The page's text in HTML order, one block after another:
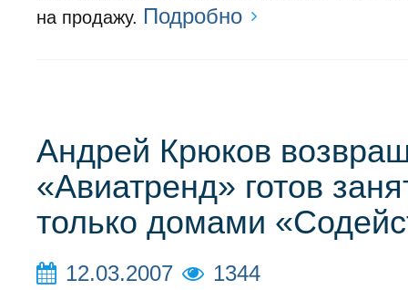
на продажу. Подробно
Андрей Крюков
«Авиатренд» готов
только домами
12.03.2007 1344